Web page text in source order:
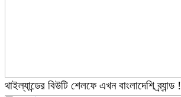
থাইল্যান্ডের বিউটি শেলফে এখন বাংলাদেশি ব্র্যান্ড !